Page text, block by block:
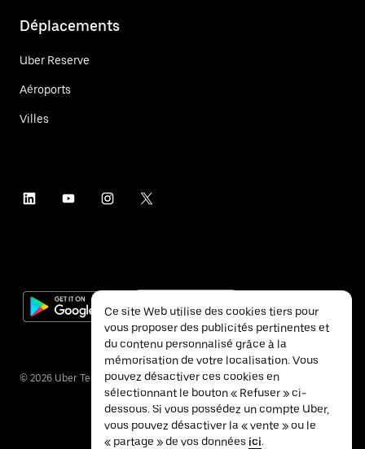
Déplacements
Uber Reserve
Aéroports
Villes
© 2026 Uber Technologies Inc.
Ce site Web utilise des cookies tiers pour
vous proposer des publicités pertinentes et
du contenu personnalisé grâce à la
mémorisation de votre localisation. Vous
pouvez désactiver ces cookies en
sélectionnant le bouton « Refuser » ci-
dessous. Si vous possédez un compte Uber,
vous pouvez désactiver la « vente » ou le
« partage » de vos données ici.